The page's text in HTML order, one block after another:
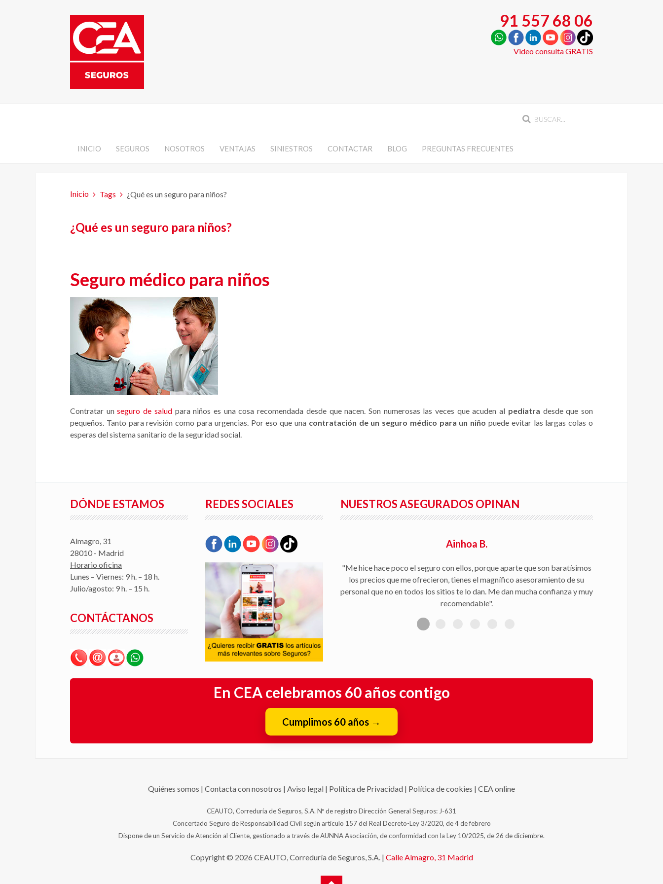
91 557 68 06
Video consulta GRATIS
INICIO SEGUROS NOSOTROS VENTAJAS SINIESTROS CONTACTAR BLOG PREGUNTAS FRECUENTES
Inicio Tags ¿Qué es un seguro para niños?
¿Qué es un seguro para niños?
Seguro médico para niños
Contratar unseguro de saludpara niños es una cosa recomendada desde que nacen. Son numerosas las veces que acuden al pediatra desde que son
pequeños. Tanto para revisión como para urgencias. Por eso que una contratación de un seguro médico para un niño puede evitar las largas colas o
esperas del sistema sanitario de la seguridad social.
DÓNDE ESTAMOS
Almagro, 31
28010 - Madrid
Horario oficina
Lunes – Viernes: 9 h. – 18 h.
Julio/agosto: 9 h. – 15 h.
CONTÁCTANOS
REDES SOCIALES NUESTROS ASEGURADOS OPINAN
Ainhoa B.
"Me hice hace poco el seguro con ellos, porque aparte que son baratísimos
los precios que me ofrecieron, tienes el magnífico asesoramiento de su
personal que no en todos los sitios te lo dan. Me dan mucha confianza y muy
recomendable".
En CEA celebramos 60 años contigo
Cumplimos 60 años →
Quiénes somos | Contacta con nosotros | Aviso legal | Política de Privacidad | Política de cookies | CEA online
CEAUTO, Correduría de Seguros, S.A. Nº de registro Dirección General Seguros: J-631
Concertado Seguro de Responsabilidad Civil según artículo 157 del Real Decreto-Ley 3/2020, de 4 de febrero
Dispone de un Servicio de Atención al Cliente, gestionado a través de AUNNA Asociación, de conformidad con la Ley 10/2025, de 26 de diciembre.
Copyright © 2026 CEAUTO, Correduría de Seguros, S.A. | Calle Almagro, 31 Madrid